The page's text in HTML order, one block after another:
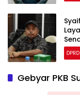
Gebyar PKB